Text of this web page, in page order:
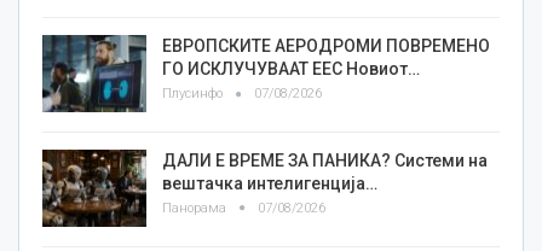
ЕВРОПСКИТЕ АЕРОДРОМИ ПОВРЕМЕНО
ГО ИСКЛУЧУВААТ ЕЕС Новиот…
Плусинфо 07/08/2026
ДАЛИ Е ВРЕМЕ ЗА ПАНИКА? Системи на
вештачка интелигенција…
Панорама 07/08/2026